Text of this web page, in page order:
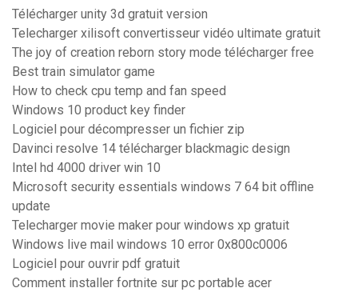
Télécharger unity 3d gratuit version
Telecharger xilisoft convertisseur vidéo ultimate gratuit
The joy of creation reborn story mode télécharger free
Best train simulator game
How to check cpu temp and fan speed
Windows 10 product key finder
Logiciel pour décompresser un fichier zip
Davinci resolve 14 télécharger blackmagic design
Intel hd 4000 driver win 10
Microsoft security essentials windows 7 64 bit offline
update
Telecharger movie maker pour windows xp gratuit
Windows live mail windows 10 error 0x800c0006
Logiciel pour ouvrir pdf gratuit
Comment installer fortnite sur pc portable acer